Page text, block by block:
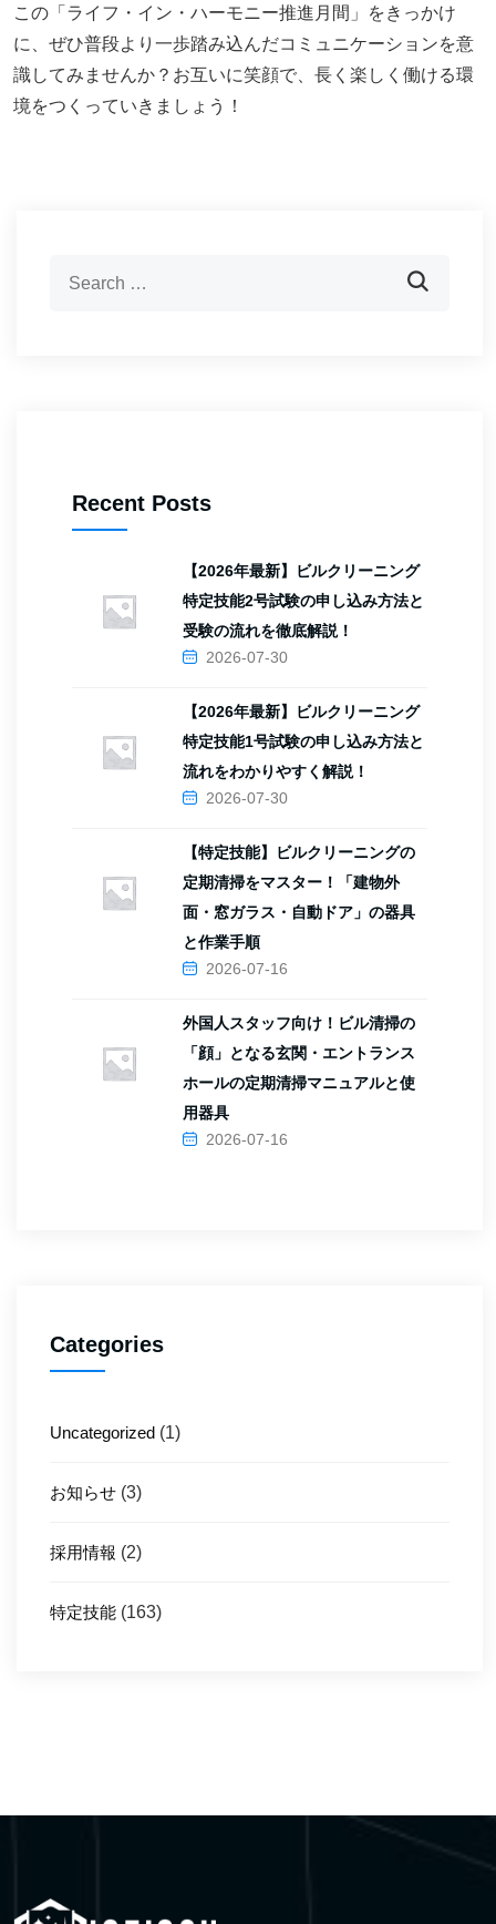
この「ライフ・イン・ハーモニー推進月間」をきっかけ
に、ぜひ普段より一歩踏み込んだコミュニケーションを意
識してみませんか？お互いに笑顔で、長く楽しく働ける環
境をつくっていきましょう！
Recent Posts
【2026年最新】ビルクリーニング
特定技能2号試験の申し込み方法と
受験の流れを徹底解説！
2026-07-30
【2026年最新】ビルクリーニング
特定技能1号試験の申し込み方法と
流れをわかりやすく解説！
2026-07-30
【特定技能】ビルクリーニングの
定期清掃をマスター！「建物外
面・窓ガラス・自動ドア」の器具
と作業手順
2026-07-16
外国人スタッフ向け！ビル清掃の
「顔」となる玄関・エントランス
ホールの定期清掃マニュアルと使
用器具
2026-07-16
Categories
Uncategorized (1)
お知らせ (3)
採用情報 (2)
特定技能 (163)